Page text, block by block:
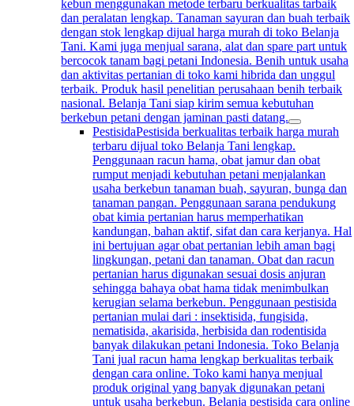
kebun menggunakan metode terbaru berkualitas tarbaik
dan peralatan lengkap. Tanaman sayuran dan buah terbaik
dengan stok lengkap dijual harga murah di toko Belanja
Tani. Kami juga menjual sarana, alat dan spare part untuk
bercocok tanam bagi petani Indonesia. Benih untuk usaha
dan aktivitas pertanian di toko kami hibrida dan unggul
terbaik. Produk hasil penelitian perusahaan benih terbaik
nasional. Belanja Tani siap kirim semua kebutuhan
berkebun petani dengan jaminan pasti datang.
PestisidaPestisida berkualitas terbaik harga murah
terbaru dijual toko Belanja Tani lengkap.
Penggunaan racun hama, obat jamur dan obat
rumput menjadi kebutuhan petani menjalankan
usaha berkebun tanaman buah, sayuran, bunga dan
tanaman pangan. Penggunaan sarana pendukung
obat kimia pertanian harus memperhatikan
kandungan, bahan aktif, sifat dan cara kerjanya. Hal
ini bertujuan agar obat pertanian lebih aman bagi
lingkungan, petani dan tanaman. Obat dan racun
pertanian harus digunakan sesuai dosis anjuran
sehingga bahaya obat hama tidak menimbulkan
kerugian selama berkebun. Penggunaan pestisida
pertanian mulai dari : insektisida, fungisida,
nematisida, akarisida, herbisida dan rodentisida
banyak dilakukan petani Indonesia. Toko Belanja
Tani jual racun hama lengkap berkualitas terbaik
dengan cara online. Toko kami hanya menjual
produk original yang banyak digunakan petani
untuk usaha berkebun. Belanja pestisida cara online